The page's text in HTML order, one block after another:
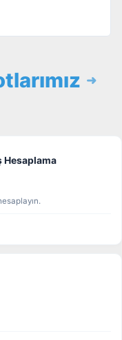
Hesaplama